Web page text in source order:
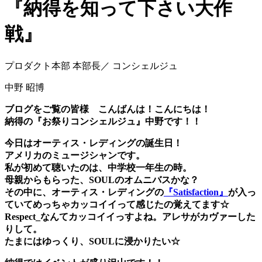
『納得を知って下さい大作
戦』
プロダクト本部 本部長／ コンシェルジュ
中野 昭博
ブログをご覧の皆様 こんばんは！こんにちは！
納得の『お祭りコンシェルジュ』中野です！！
今日はオーティス・レディングの誕生日！
アメリカのミュージシャンです。
私が初めて聴いたのは、中学校一年生の時。
母親からもらった、SOULのオムニバスかな？
その中に、 オーティス・レディングの 『Satisfaction』 が入っ
ていてめっちゃカッコイイって感じたの覚えてます☆
Respect_なんてカッコイイっすよね。アレサがカヴァーした
りして。
たまにはゆっくり、SOULに浸かりたい☆